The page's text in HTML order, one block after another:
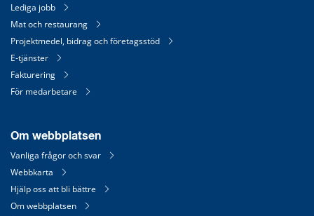
Lediga jobb
Mat och restaurang
Projektmedel, bidrag och företagsstöd
E-tjänster
Fakturering
För medarbetare
Om webbplatsen
Vanliga frågor och svar
Webbkarta
Hjälp oss att bli bättre
Om webbplatsen